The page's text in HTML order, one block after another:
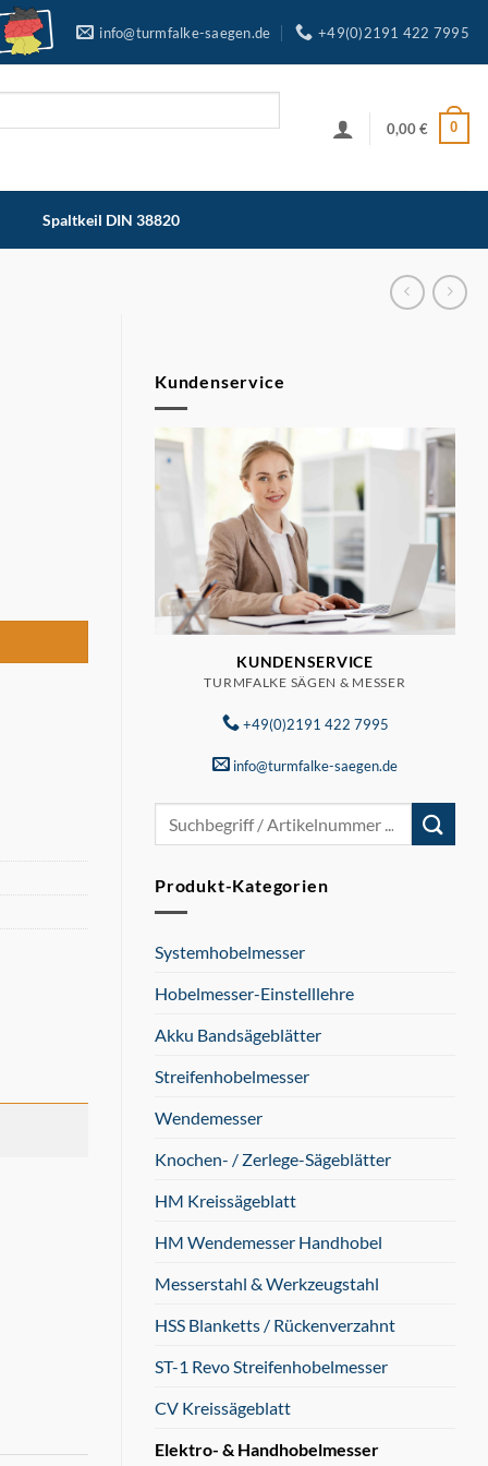
info@turmfalke-saegen.de +49(0)2191 422 7995
0,00€ 0
Spaltkeil DIN 38820
Kundenservice
KUNDENSERVICE
TURMFALKE SÄGEN & MESSER
+49(0)2191 422 7995
info@turmfalke-saegen.de
Suchen
nach:
Produkt-Kategorien
Systemhobelmesser
Hobelmesser-Einstelllehre
Akku Bandsägeblätter
Streifenhobelmesser
Wendemesser
Knochen- / Zerlege-Sägeblätter
HM Kreissägeblatt
HM Wendemesser Handhobel
Messerstahl & Werkzeugstahl
HSS Blanketts / Rückenverzahnt
ST-1 Revo Streifenhobelmesser
CV Kreissägeblatt
Elektro- & Handhobelmesser